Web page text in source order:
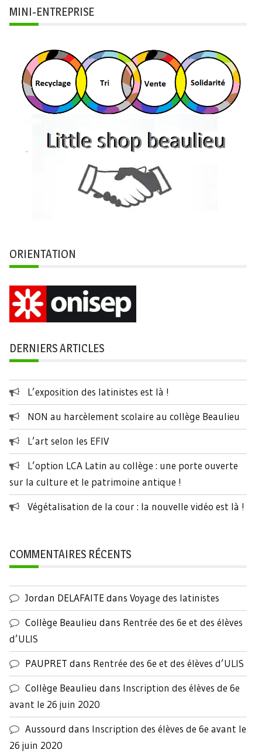
MINI-ENTREPRISE
ORIENTATION
DERNIERS ARTICLES
L’exposition des latinistes est là !
NON au harcèlement scolaire au collège Beaulieu
L’art selon les EFIV
L’option LCA Latin au collège : une porte ouverte
sur la culture et le patrimoine antique !
Végétalisation de la cour : la nouvelle vidéo est là !
COMMENTAIRES RÉCENTS
Jordan DELAFAITEdans Voyage des latinistes
Collège Beaulieu dans Rentrée des 6e et des élèves
d’ULIS
PAUPRET dans Rentrée des 6e et des élèves d’ULIS
Collège Beaulieu dans Inscription des élèves de 6e
avant le 26 juin 2020
Aussourd dans Inscription des élèves de 6e avant le
26 juin 2020